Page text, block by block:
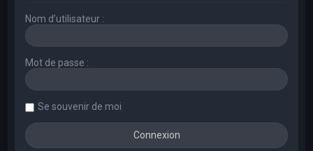
Nom d’utilisateur :
Mot de passe :
Se souvenir de moi